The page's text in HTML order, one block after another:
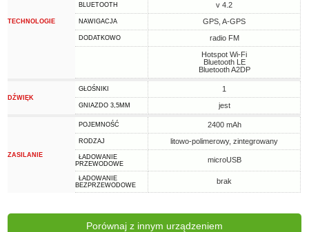
TECHNOLOGIE
BLUETOOTH v 4.2
NAWIGACJA GPS, A-GPS
DODATKOWO
radio FM
Hotspot Wi-Fi
Bluetooth LE
Bluetooth A2DP
DŹWIĘK
GŁOŚNIKI 1
GNIAZDO 3,5MM jest
ZASILANIE
POJEMNOŚĆ 2400 mAh
RODZAJ litowo-polimerowy, zintegrowany
ŁADOWANIE
PRZEWODOWE
microUSB
ŁADOWANIE
BEZPRZEWODOWE
brak
Porównaj z innym urządzeniem